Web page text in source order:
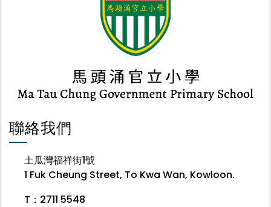
聯絡我們
土瓜灣福祥街1號
1 Fuk Cheung Street, To Kwa Wan, Kowloon.
T：2711 5548